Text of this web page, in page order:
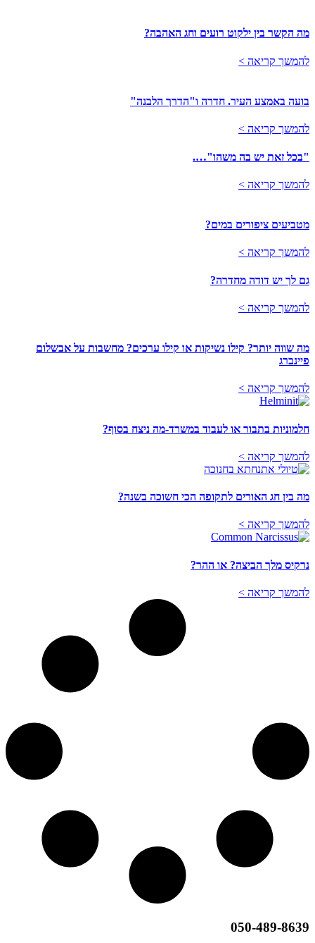
מה הקשר בין ילקוט רועים וחג האהבה?
להמשך קריאה >
בועה באמצע העיר. חדרה ו"הדרך הלבנה"
להמשך קריאה >
"בכל זאת יש בה משהו"….
להמשך קריאה >
מטביעים ציפורים במים?
להמשך קריאה >
גם לך יש דודה מחדרה?
להמשך קריאה >
מה שווה יותר? קילו נשיקות או קילו ערכים? מחשבות על אבשלום
פיינברג
להמשך קריאה >
חלמוניות בתבור או לעבוד במשרד-מה ניצח בסוף?
להמשך קריאה >
מה בין חג האורים לתקופה הכי חשוכה בשנה?
להמשך קריאה >
נרקיס מלך הביצה? או ההר?
להמשך קריאה >
050-489-8639